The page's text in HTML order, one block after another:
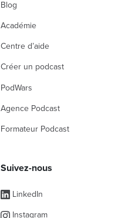
Blog
Académie
Centre d’aide
Créer un podcast
PodWars
Agence Podcast
Formateur Podcast
Suivez-nous
LinkedIn
Instagram